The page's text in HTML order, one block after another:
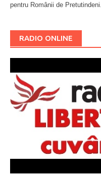
pentru Românii de Pretutindeni.
RADIO ONLINE